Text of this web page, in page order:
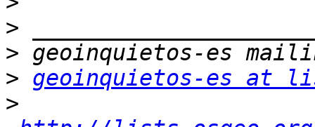
>
>
> geoinquietos-es at
>